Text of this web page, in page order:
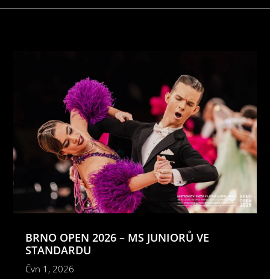
BRNO OPEN 2026 – MS JUNIORŮ VE
STANDARDU
Čvn 1, 2026